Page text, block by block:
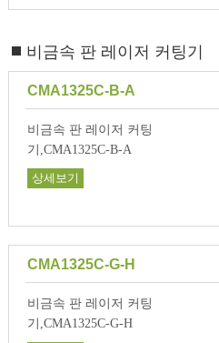
비금속 판 레이저 커팅기
CMA1325C-B-A
비금속 판 레이저 커팅
기,CMA1325C-B-A
상세보기
CMA1325C-G-H
비금속 판 레이저 커팅
기,CMA1325C-G-H